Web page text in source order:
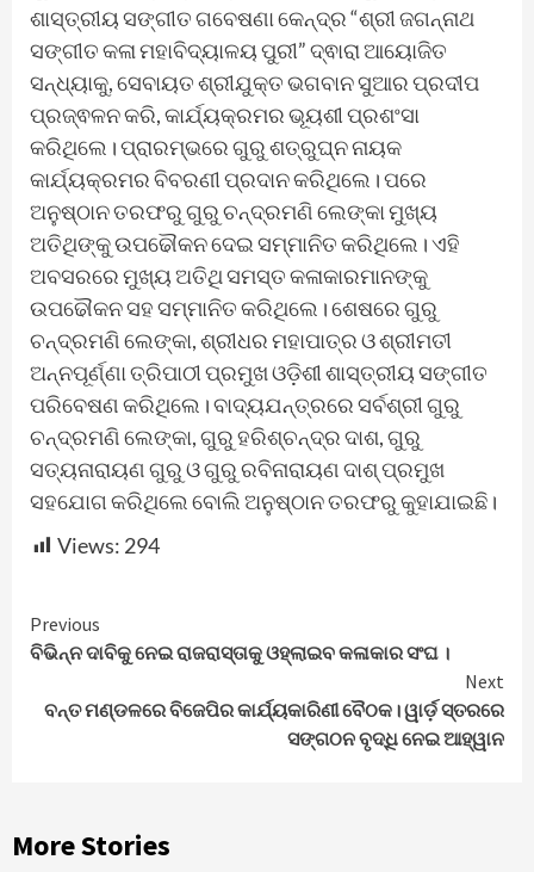
ଶାସ୍ତ୍ରୀୟ ସଙ୍ଗୀତ ଗବେଷଣା କେନ୍ଦ୍ର “ଶ୍ରୀ ଜଗନ୍ନାଥ
ସଙ୍ଗୀତ କଳା ମହାବିଦ୍ୟାଳୟ ପୁରୀ” ଦ୍ଵାରା ଆୟୋଜିତ
ସନ୍ଧ୍ୟାକୁ, ସେବାୟତ ଶ୍ରୀଯୁକ୍ତ ଭଗବାନ ସୁଆର ପ୍ରଦୀପ
ପ୍ରଜ୍ଵଳନ କରି, କାର୍ଯ୍ୟକ୍ରମର ଭୂୟଶୀ ପ୍ରଶଂସା
କରିଥିଲେ। ପ୍ରାରମ୍ଭରେ ଗୁରୁ ଶତ୍ରୁଘ୍ନ ନାୟକ
କାର୍ଯ୍ୟକ୍ରମର ବିବରଣୀ ପ୍ରଦାନ କରିଥିଲେ। ପରେ
ଅନୁଷ୍ଠାନ ତରଫରୁ ଗୁରୁ ଚନ୍ଦ୍ରମଣି ଲେଙ୍କା ମୁଖ୍ୟ
ଅତିଥିଙ୍କୁ ଉପଢୌକନ ଦେଇ ସମ୍ମାନିତ କରିଥିଲେ। ଏହି
ଅବସରରେ ମୁଖ୍ୟ ଅତିଥି ସମସ୍ତ କଳାକାରମାନଙ୍କୁ
ଉପଢୌକନ ସହ ସମ୍ମାନିତ କରିଥିଲେ। ଶେଷରେ ଗୁରୁ
ଚନ୍ଦ୍ରମଣି ଲେଙ୍କା, ଶ୍ରୀଧର ମହାପାତ୍ର ଓ ଶ୍ରୀମତୀ
ଅନ୍ନପୂର୍ଣ୍ଣା ତ୍ରିପାଠୀ ପ୍ରମୁଖ ଓଡ଼ିଶୀ ଶାସ୍ତ୍ରୀୟ ସଙ୍ଗୀତ
ପରିବେଷଣ କରିଥିଲେ। ବାଦ୍ୟଯନ୍ତ୍ରରେ ସର୍ବଶ୍ରୀ ଗୁରୁ
ଚନ୍ଦ୍ରମଣି ଲେଙ୍କା, ଗୁରୁ ହରିଶ୍ଚନ୍ଦ୍ର ଦାଶ, ଗୁରୁ
ସତ୍ୟନାରାୟଣ ଗୁରୁ ଓ ଗୁରୁ ରବିନାରାୟଣ ଦାଶ୍ ପ୍ରମୁଖ
ସହଯୋଗ କରିଥିଲେ ବୋଲି ଅନୁଷ୍ଠାନ ତରଫରୁ କୁହାଯାଇଛି।
Views: 294
Continue
Reading
Previous
ବିଭିନ୍ନ ଦାବିକୁ ନେଇ ରାଜରାସ୍ତାକୁ ଓହ୍ଲାଇବ କଳାକାର ସଂଘ ।
Next
ବନ୍ତ ମଣ୍ଡଳରେ ବିଜେପିର କାର୍ଯ୍ୟକାରିଣୀ ବୈଠକ। ୱାର୍ଡ଼ ସ୍ତରରେ
ସଙ୍ଗଠନ ବୃଦ୍ଧି ନେଇ ଆହ୍ୱାନ
More Stories